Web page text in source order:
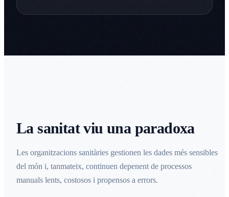
La sanitat viu una paradoxa
Les organitzacions sanitàries gestionen les dades més sensibles
del món i, tanmateix, continuen depenent de processos
manuals lents, costosos i propensos a errors.